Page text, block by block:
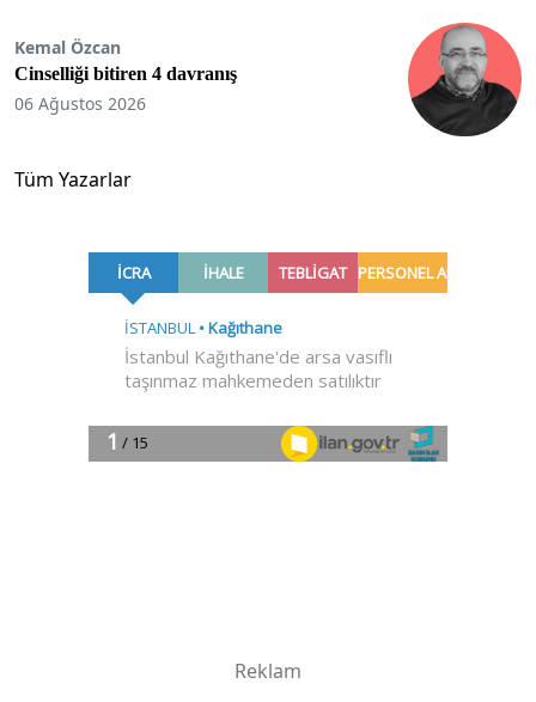
Kemal Özcan
Cinselliği bitiren 4 davranış
06 Ağustos 2026
Tüm Yazarlar